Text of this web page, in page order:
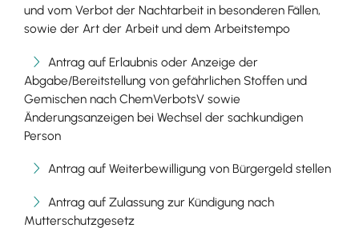
und vom Verbot der Nachtarbeit in besonderen Fällen,
sowie der Art der Arbeit und dem Arbeitstempo
Antrag auf Erlaubnis oder Anzeige der
Abgabe/Bereitstellung von gefährlichen Stoffen und
Gemischen nach ChemVerbotsV sowie
Änderungsanzeigen bei Wechsel der sachkundigen
Person
Antrag auf Weiterbewilligung von Bürgergeld stellen
Antrag auf Zulassung zur Kündigung nach
Mutterschutzgesetz